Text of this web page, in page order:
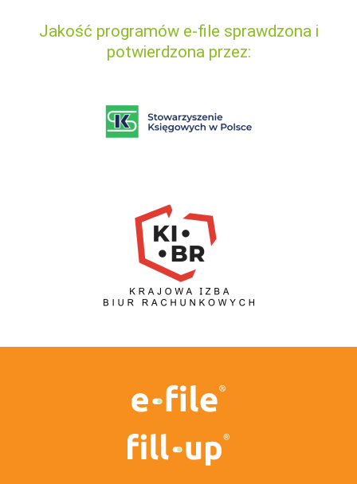
Jakość programów e-file sprawdzona i
potwierdzona przez: